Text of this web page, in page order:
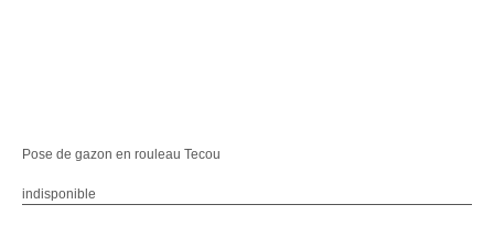
Pose de gazon en rouleau Tecou
indisponible